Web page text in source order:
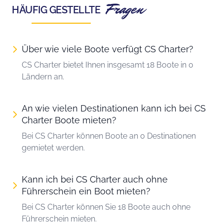
HÄUFIG GESTELLTE Fragen
Über wie viele Boote verfügt CS Charter?
CS Charter bietet Ihnen insgesamt 18 Boote in 0
Ländern an.
An wie vielen Destinationen kann ich bei CS
Charter Boote mieten?
Bei CS Charter können Boote an 0 Destinationen
gemietet werden.
Kann ich bei CS Charter auch ohne
Führerschein ein Boot mieten?
Bei CS Charter können Sie 18 Boote auch ohne
Führerschein mieten.